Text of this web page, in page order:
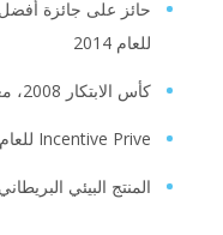
حائز على جائزة أفضل
للعام 2014
كأس الابتكار 2008، معرض Equipmag في فرنسا
Incentive Prive للعام 2007، وزارة البيئة الألمانية
المنتج البيئي البريطاني للعام 2006، جوائز